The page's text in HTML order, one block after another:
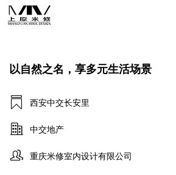
以自然之名，享多元生活场景
西安中交长安里
中交地产
重庆米修室内设计有限公司